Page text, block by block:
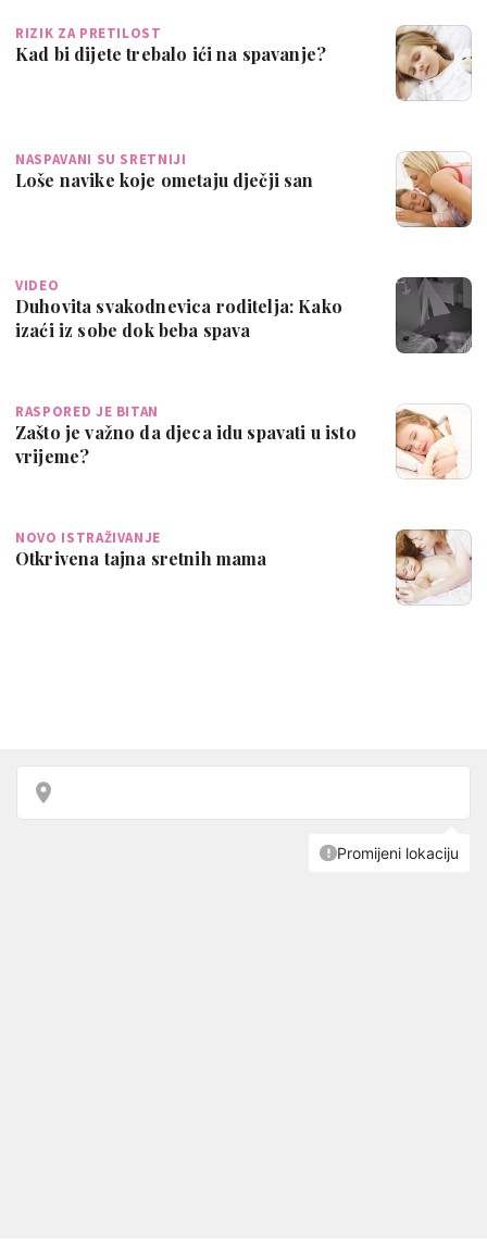
RIZIK ZA PRETILOST
Kad bi dijete trebalo ići na spavanje?
NASPAVANI SU SRETNIJI
Loše navike koje ometaju dječji san
VIDEO
Duhovita svakodnevica roditelja: Kako
izaći iz sobe dok beba spava
RASPORED JE BITAN
Zašto je važno da djeca idu spavati u isto
vrijeme?
NOVO ISTRAŽIVANJE
Otkrivena tajna sretnih mama